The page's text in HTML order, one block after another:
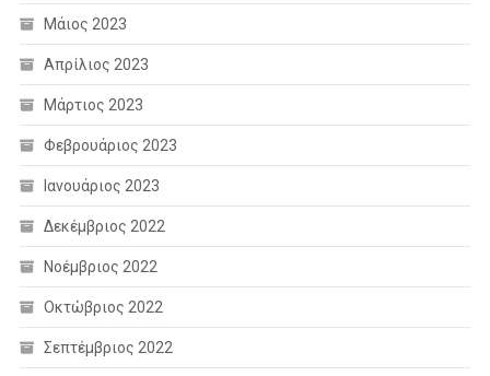
Μάιος 2023
Απρίλιος 2023
Μάρτιος 2023
Φεβρουάριος 2023
Ιανουάριος 2023
Δεκέμβριος 2022
Νοέμβριος 2022
Οκτώβριος 2022
Σεπτέμβριος 2022